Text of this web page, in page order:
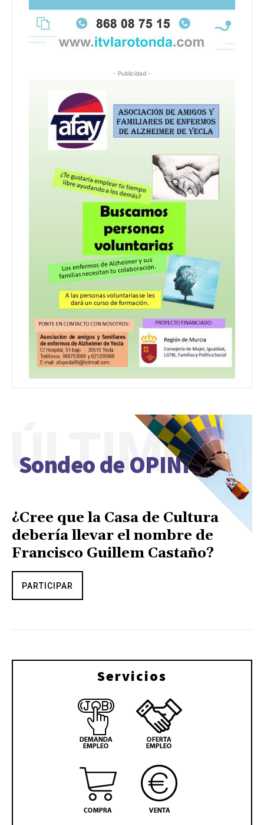
- Publicidad -
Sondeo de OPINIÓN
ÚLTIMO
¿Cree que la Casa de Cultura
debería llevar el nombre de
Francisco Guillem Castaño?
PARTICIPAR
Servicios